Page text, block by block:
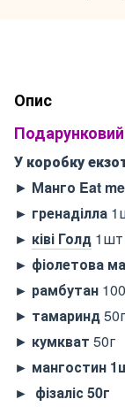
Опис
Подарунковий
У коробку
► Манго Eat
► гренаділла
► ківі Голд 1шт
► фіолетова
► рамбутан
► тамаринд50г
► кумкват 50г
► мангостин
► фізаліс 50г